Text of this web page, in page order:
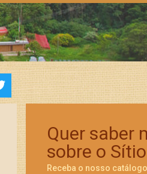
Quer saber
sobre o Sítio
Receba o nosso